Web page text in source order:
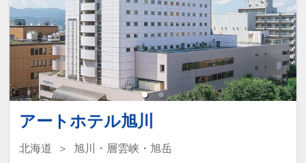
アートホテル旭川
北海道
旭川・層雲峡・旭岳